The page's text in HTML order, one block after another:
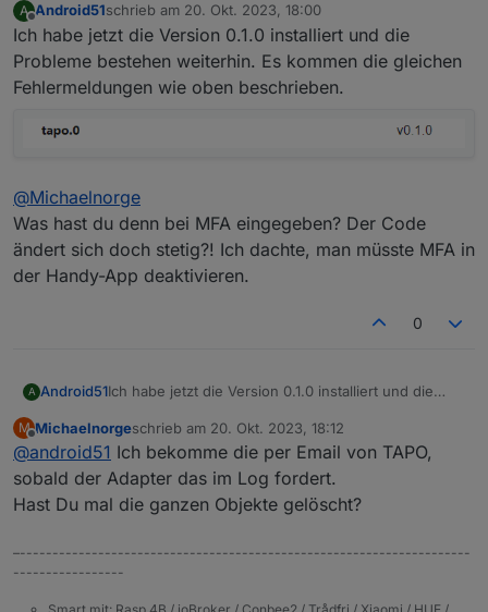
A
Offline
Android51schrieb am 20. Okt. 2023, 18:00
zuletzt editiert von
Ich habe jetzt die Version 0.1.0 installiert und die
Probleme bestehen weiterhin. Es kommen die gleichen
Fehlermeldungen wie oben beschrieben.
@Michaelnorge
Was hast du denn bei MFA eingegeben? Der Code
ändert sich doch stetig?! Ich dachte, man müsste MFA in
der Handy-App deaktivieren.
0
A Android51Ich habe jetzt die Version 0.1.0 installiert und die
gleichen Fehlermeldungen wie oben beschrieben.
@Michaelnorge
Was hast du denn bei MFA eingegeben? Der Code
ändert sich doch stetig?! Ich dachte, man müsste
MFA in der Handy-App deaktivieren.
M
Offline
Michaelnorgeschrieb am 20. Okt. 2023, 18:12
zuletzt editiert von
@android51 Ich bekomme die per Email von TAPO,
sobald der Adapter das im Log fordert.
Hast Du mal die ganzen Objekte gelöscht?
–---------------------------------------------------------------------
-----------------